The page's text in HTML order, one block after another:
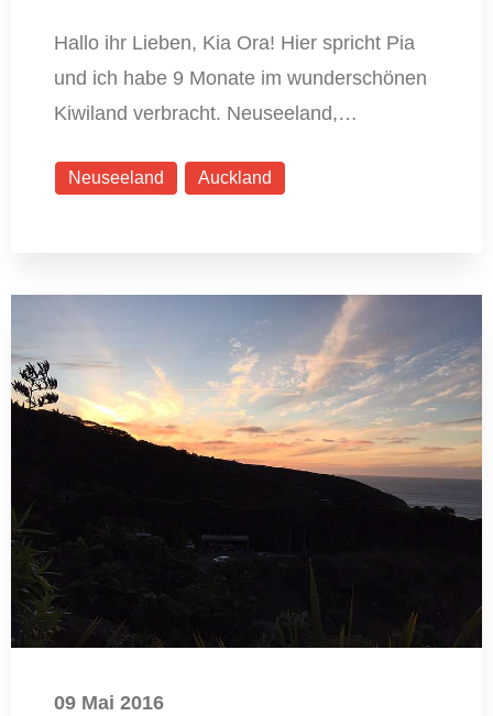
Hallo ihr Lieben, Kia Ora! Hier spricht Pia
und ich habe 9 Monate im wunderschönen
Kiwiland verbracht. Neuseeland,…
Neuseeland Auckland
09 Mai 2016